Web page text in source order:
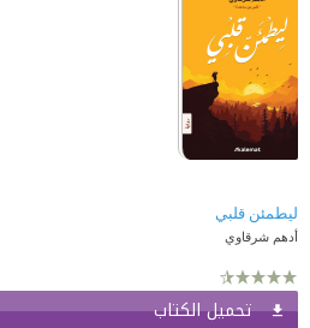
ليطمئن قلبي
أدهم شرقاوي
تحميل الكتاب